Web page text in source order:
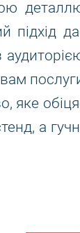
підхід
яке
а